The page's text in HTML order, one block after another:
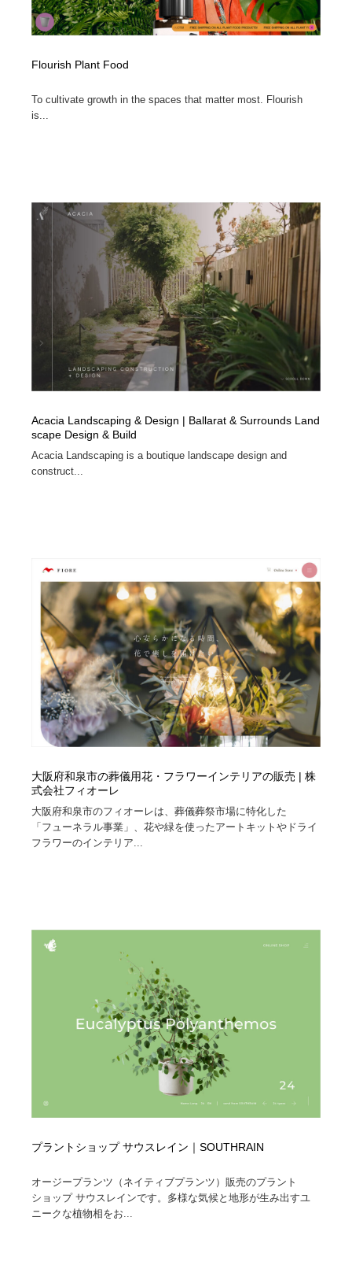
Flourish Plant Food
To cultivate growth in the spaces that matter most. Flourish
is...
Acacia Landscaping & Design | Ballarat & Surrounds Land
scape Design & Build
Acacia Landscaping is a boutique landscape design and
construct...
大阪府和泉市の葬儀用花・フラワーインテリアの販売 | 株
式会社フィオーレ
大阪府和泉市のフィオーレは、葬儀葬祭市場に特化した
「フューネラル事業」、花や緑を使ったアートキットやドライ
フラワーのインテリア...
プラントショップ サウスレイン｜SOUTHRAIN
オージープランツ（ネイティブプランツ）販売のプラント
ショップ サウスレインです。多様な気候と地形が生み出すユ
ニークな植物相をお...